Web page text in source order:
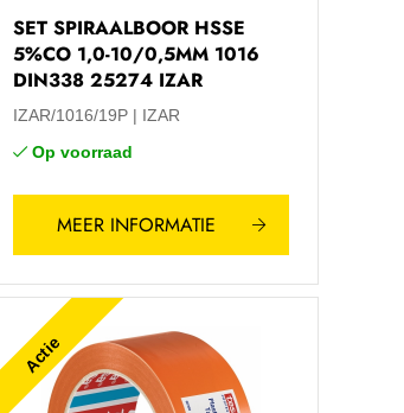
SET SPIRAALBOOR HSSE
5%CO 1,0-10/0,5MM 1016
DIN338 25274 IZAR
IZAR/1016/19P
IZAR
Op voorraad
MEER INFORMATIE
Actie